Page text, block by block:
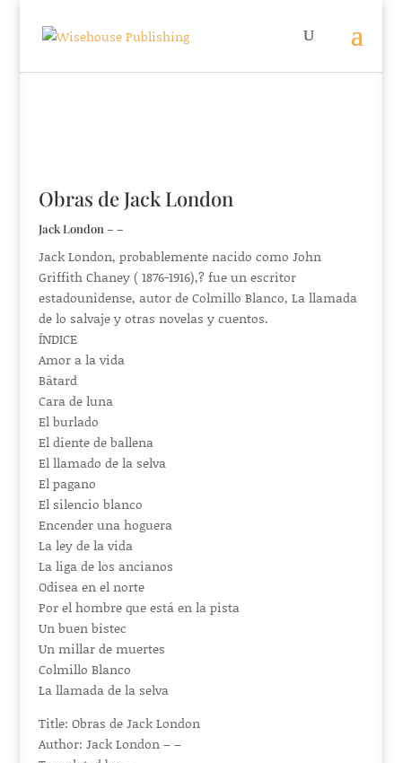
Obras de Jack London
Jack London – –
Jack London, probablemente nacido como John
Griffith Chaney ( 1876-1916),? fue un escritor
estadounidense, autor de Colmillo Blanco, La llamada
de lo salvaje y otras novelas y cuentos.
ÍNDICE
Amor a la vida
Bâtard
Cara de luna
El burlado
El diente de ballena
El llamado de la selva
El pagano
El silencio blanco
Encender una hoguera
La ley de la vida
La liga de los ancianos
Odisea en el norte
Por el hombre que está en la pista
Un buen bistec
Un millar de muertes
Colmillo Blanco
La llamada de la selva
Title: Obras de Jack London
Author: Jack London – –